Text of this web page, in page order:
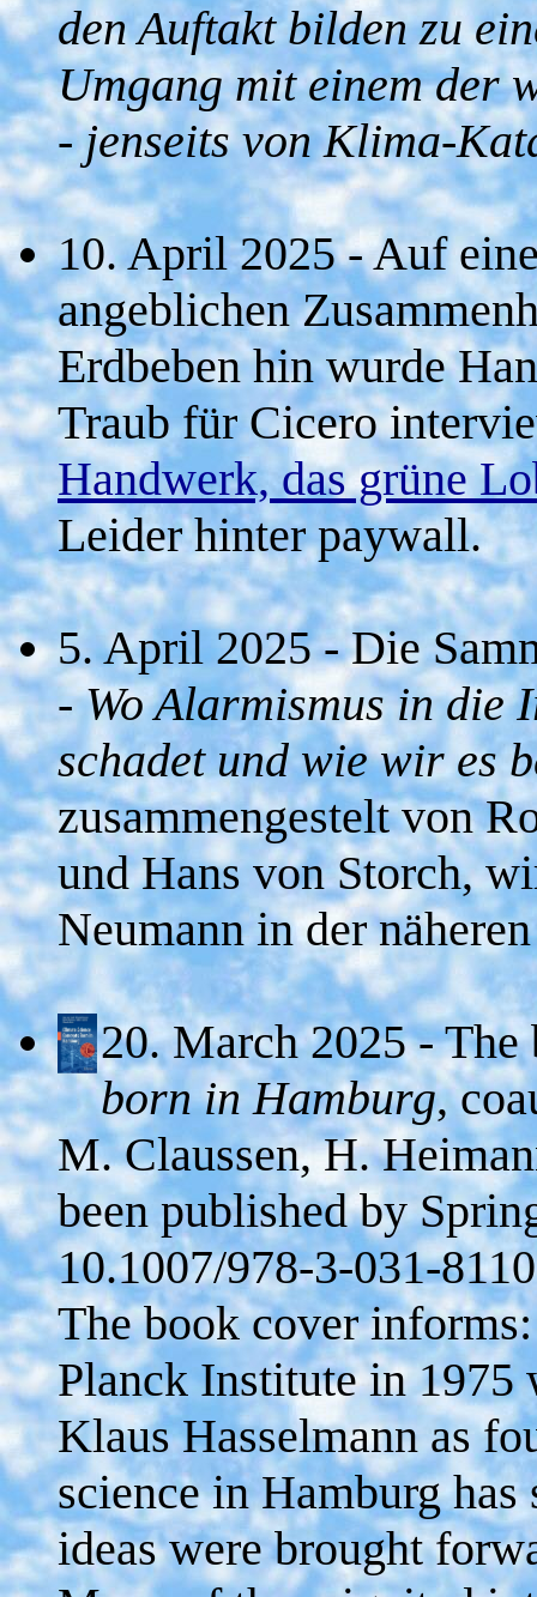
den Auftakt bilden zu
Umgang mit einem der
- jenseits von Klima-
10. April 2025 - Auf
angeblichen
Erdbeben hin wurde
Traub für Cicero
Handwerk, das grüne
Leider hinter paywall.
5. April 2025 - Die
- Wo Alarmismus in die
schadet und wie wir es
zusammengestelt von
und Hans von Storch,
Neumann in der
20. March 2025 -
born in Hamburg,
M. Claussen, H.
been published by
10.1007/978-3-031-
The book cover
Planck Institute in 1975
Klaus Hasselmann as
science in Hamburg has
ideas were brought